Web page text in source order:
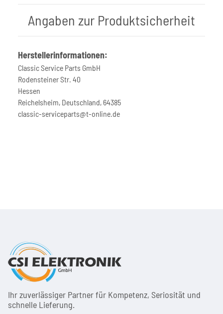
Angaben zur Produktsicherheit
Herstellerinformationen:
Classic Service Parts GmbH
Rodensteiner Str. 40
Hessen
Reichelsheim, Deutschland, 64385
classic-serviceparts@t-online.de
Ihr zuver­läs­siger Partner für Kom­pe­tenz, Seri­osi­tät und
schnel­le Lie­ferung.